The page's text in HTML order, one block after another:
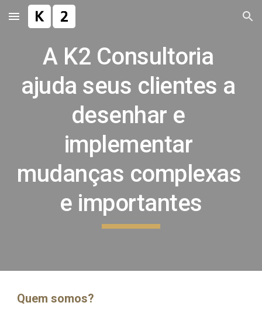
Skip to main content Skip to navigation
A K2 Consultoria
ajuda seus clientes a
desenhar e
implementar
mudanças complexas
e importantes
Quem somos?